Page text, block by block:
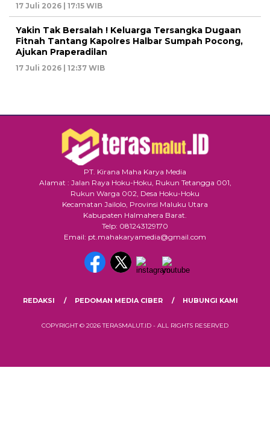
17 Juli 2026 | 17:15 WIB
Yakin Tak Bersalah ! Keluarga Tersangka Dugaan
Fitnah Tantang Kapolres Halbar Sumpah Pocong,
Ajukan Praperadilan
17 Juli 2026 | 12:37 WIB
PT. Kirana Maha Karya Media
Alamat : Jalan Raya Hoku-Hoku, Rukun Tetangga 001,
Rukun Warga 002, Desa Hoku-Hoku
Kecamatan Jailolo, Provinsi Maluku Utara
Kabupaten Halmahera Barat.
Telp: 081243129170
Email: pt.mahakaryamedia@gmail.com
REDAKSI PEDOMAN MEDIA CIBER HUBUNGI KAMI
COPYRIGHT © 2026 TERASMALUT.ID - ALL RIGHTS RESERVED